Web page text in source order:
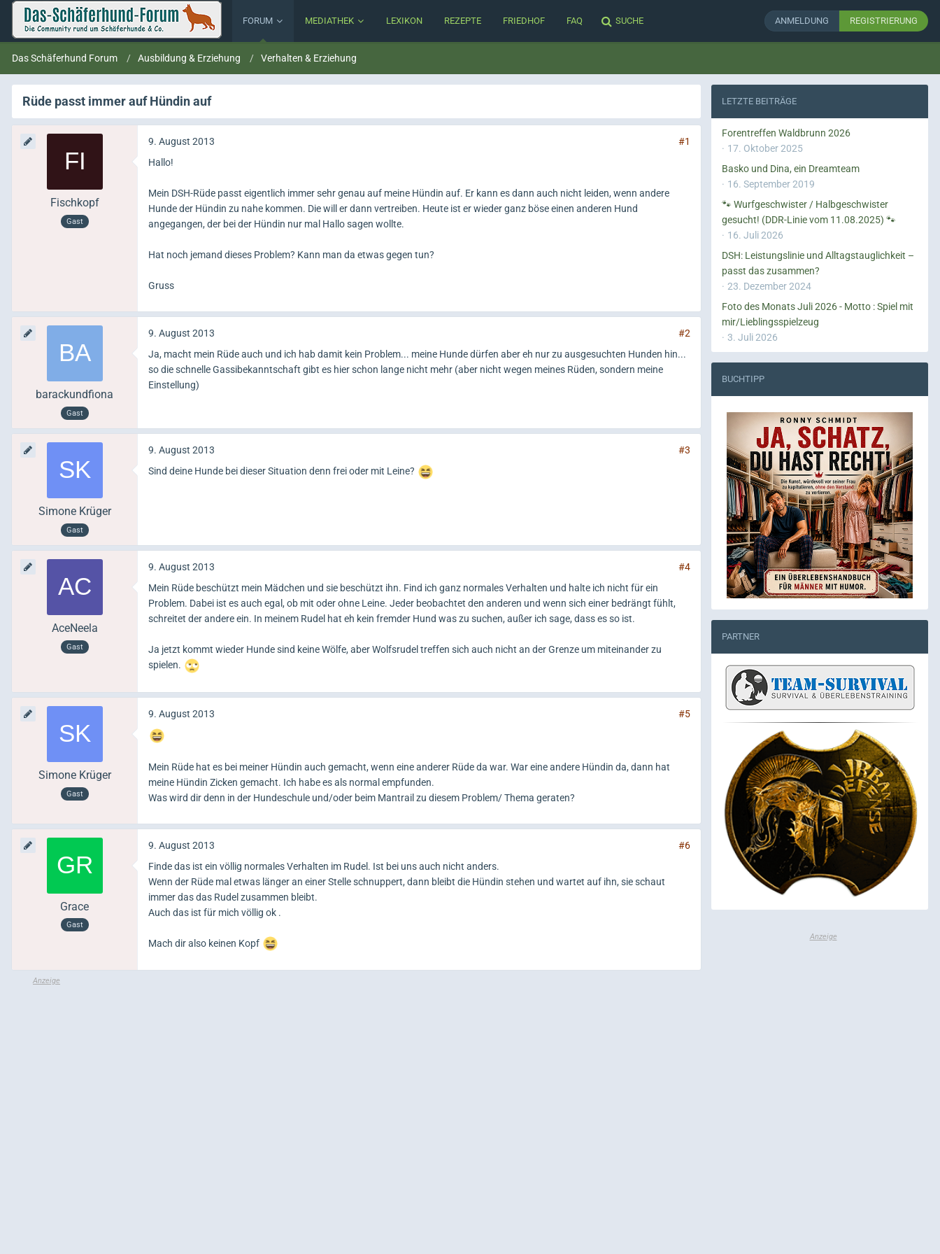
FORUM MEDIATHEK LEXIKON REZEPTE FRIEDHOF FAQ SUCHE ANMELDUNG REGISTRIERUNG
Das Schäferhund Forum Ausbildung & Erziehung Verhalten & Erziehung
Rüde passt immer auf Hündin auf
Fischkopf
Gast
9. August 2013
#1
Hallo!
Mein DSH-Rüde passt eigentlich immer sehr genau auf meine Hündin auf. Er kann es dann auch nicht leiden, wenn andere
Hunde der Hündin zu nahe kommen. Die will er dann vertreiben. Heute ist er wieder ganz böse einen anderen Hund
angegangen, der bei der Hündin nur mal Hallo sagen wollte.
Hat noch jemand dieses Problem? Kann man da etwas gegen tun?
Gruss
barackundfiona
Gast
9. August 2013
#2
Ja, macht mein Rüde auch und ich hab damit kein Problem... meine Hunde dürfen aber eh nur zu ausgesuchten Hunden hin...
so die schnelle Gassibekanntschaft gibt es hier schon lange nicht mehr (aber nicht wegen meines Rüden, sondern meine
Einstellung)
Simone Krüger
Gast
9. August 2013
#3
Sind deine Hunde bei dieser Situation denn frei oder mit Leine?
AceNeela
Gast
9. August 2013
#4
Mein Rüde beschützt mein Mädchen und sie beschützt ihn. Find ich ganz normales Verhalten und halte ich nicht für ein
Problem. Dabei ist es auch egal, ob mit oder ohne Leine. Jeder beobachtet den anderen und wenn sich einer bedrängt fühlt,
schreitet der andere ein. In meinem Rudel hat eh kein fremder Hund was zu suchen, außer ich sage, dass es so ist.
Ja jetzt kommt wieder Hunde sind keine Wölfe, aber Wolfsrudel treffen sich auch nicht an der Grenze um miteinander zu
spielen.
Simone Krüger
Gast
9. August 2013 #5
Mein Rüde hat es bei meiner Hündin auch gemacht, wenn eine anderer Rüde da war. War eine andere Hündin da, dann hat
meine Hündin Zicken gemacht. Ich habe es als normal empfunden.
Was wird dir denn in der Hundeschule und/oder beim Mantrail zu diesem Problem/ Thema geraten?
Grace
Gast
9. August 2013
#6
Finde das ist ein völlig normales Verhalten im Rudel. Ist bei uns auch nicht anders.
Wenn der Rüde mal etwas länger an einer Stelle schnuppert, dann bleibt die Hündin stehen und wartet auf ihn, sie schaut
immer das das Rudel zusammen bleibt.
Auch das ist für mich völlig ok .
Mach dir also keinen Kopf
LETZTE BEITRÄGE
Forentreffen Waldbrunn 2026
17. Oktober 2025
Basko und Dina, ein Dreamteam
16. September 2019
🐾 Wurfgeschwister / Halbgeschwister
gesucht! (DDR-Linie vom 11.08.2025) 🐾
16. Juli 2026
DSH: Leistungslinie und Alltagstauglichkeit –
passt das zusammen?
23. Dezember 2024
Foto des Monats Juli 2026 - Motto : Spiel mit
mir/Lieblingsspielzeug
3. Juli 2026
BUCHTIPP
PARTNER